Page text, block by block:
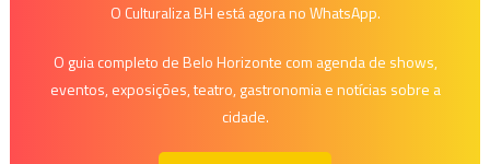
O Culturaliza BH está agora no WhatsApp.
O guia completo de Belo Horizonte com agenda de shows,
eventos, exposições, teatro, gastronomia e notícias sobre a
cidade.